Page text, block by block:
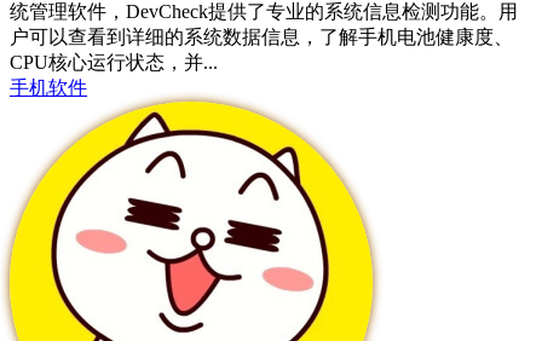
统管理软件，DevCheck提供了专业的系统信息检测功能。用
户可以查看到详细的系统数据信息，了解手机电池健康度、
CPU核心运行状态，并...
手机软件